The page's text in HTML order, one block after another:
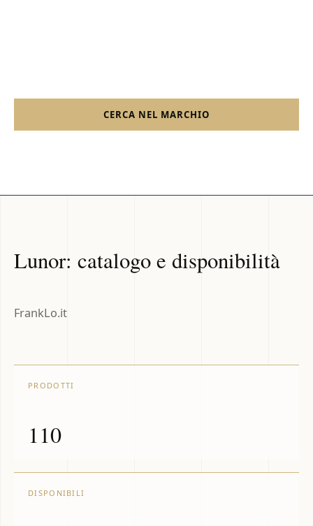
CERCA NEL MARCHIO
Lunor: catalogo e disponibilità
FrankLo.it
PRODOTTI
110
DISPONIBILI